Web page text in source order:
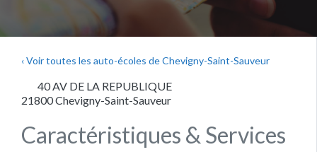
‹ Voir toutes les auto-écoles de Chevigny-Saint-Sauveur
40 AV DE LA REPUBLIQUE
21800Chevigny-Saint-Sauveur
Caractéristiques & Services